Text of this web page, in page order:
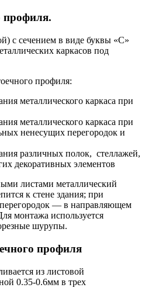
профиля.
с сечением в виде буквы «С»
каркасов под
профиля:
металлического каркаса при
металлического каркаса при
ненесущих перегородок и
различных полок, стеллажей,
декоративных элементов
листами металлический
к стене здания; при
— в направляющем
монтажа используется
шурупы.
профиля
из листовой
0.35-0.6мм в трех